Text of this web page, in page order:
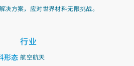
决方案，应对世界材料无限挑战。
形态
行业
航空航天